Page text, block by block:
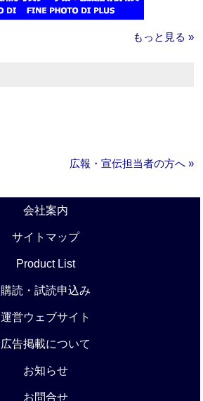
もっと見る »
広報・宣伝担当者の方へ »
会社案内
サイトマップ
Product List
購読・試読申込み
運営ウェブサイト
広告掲載について
お知らせ
お問合せ